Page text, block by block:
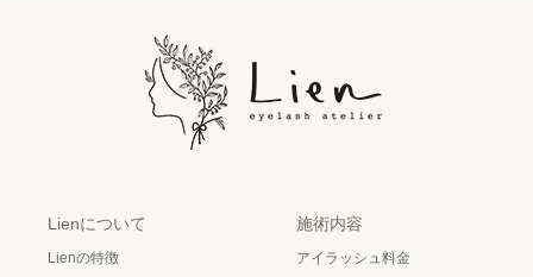
Lienについて
Lienの特徴
施術内容
アイラッシュ料金